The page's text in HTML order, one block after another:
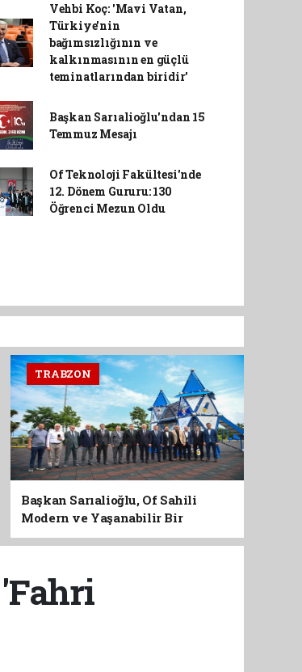
Vehbi Koç: 'Mavi Vatan,
Türkiye'nin
bağımsızlığının ve
kalkınmasının en güçlü
teminatlarından biridir'
Başkan Sarıalioğlu'ndan 15
Temmuz Mesajı
Of Teknoloji Fakültesi'nde
12. Dönem Gururu: 130
Öğrenci Mezun Oldu
TRABZON
Başkan Sarıalioğlu, Of Sahili
Modern ve Yaşanabilir Bir
Kimliğe Kavuşuyor